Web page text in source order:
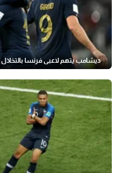
ديشامب يتهم لاعبي فرنسا بالتخاذل